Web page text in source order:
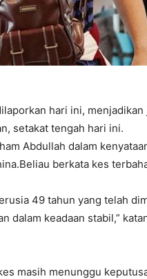
hari ini, menjadikan
setakat tengah hari ini.
Abdullah dalam
berkata kes
49 tahun yang telah
dalam keadaan stabil,”
masih menunggu